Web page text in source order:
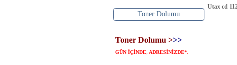
Toner Dolumu
Toner Dolumu >>>
GÜN İÇİNDE, ADRESİNİZDE*.
Utax cd